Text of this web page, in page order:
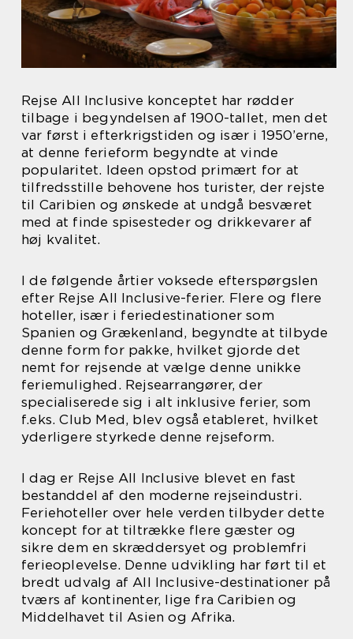
Rejse All Inclusive konceptet har rødder
tilbage i begyndelsen af 1900-tallet, men det
var først i efterkrigstiden og især i 1950’erne,
at denne ferieform begyndte at vinde
popularitet. Ideen opstod primært for at
tilfredsstille behovene hos turister, der rejste
til Caribien og ønskede at undgå besværet
med at finde spisesteder og drikkevarer af
høj kvalitet.
I de følgende årtier voksede efterspørgslen
efter Rejse All Inclusive-ferier. Flere og flere
hoteller, især i feriedestinationer som
Spanien og Grækenland, begyndte at tilbyde
denne form for pakke, hvilket gjorde det
nemt for rejsende at vælge denne unikke
feriemulighed. Rejsearrangører, der
specialiserede sig i alt inklusive ferier, som
f.eks. Club Med, blev også etableret, hvilket
yderligere styrkede denne rejseform.
I dag er Rejse All Inclusive blevet en fast
bestanddel af den moderne rejseindustri.
Feriehoteller over hele verden tilbyder dette
koncept for at tiltrække flere gæster og
sikre dem en skræddersyet og problemfri
ferieoplevelse. Denne udvikling har ført til et
bredt udvalg af All Inclusive-destinationer på
tværs af kontinenter, lige fra Caribien og
Middelhavet til Asien og Afrika.